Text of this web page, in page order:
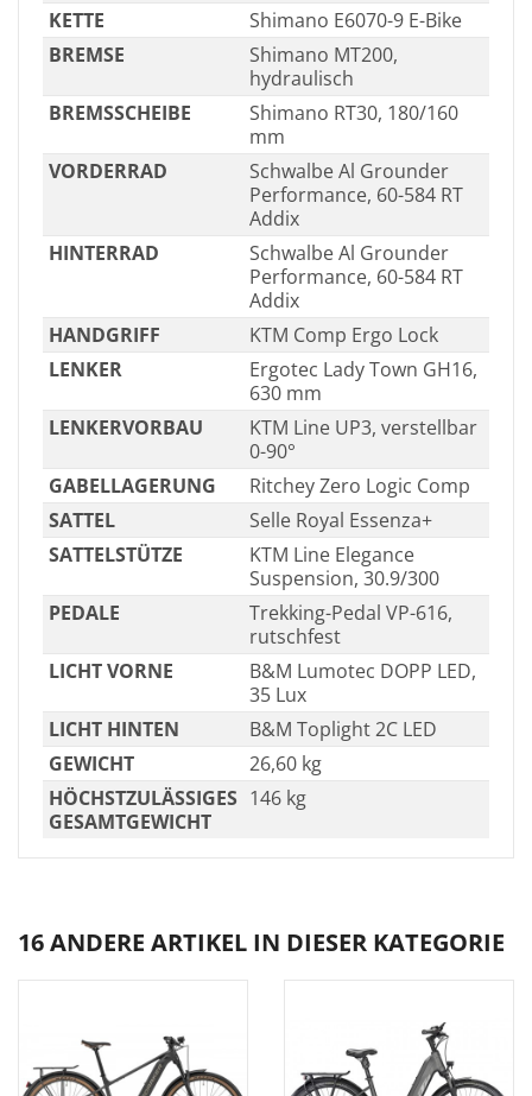
KETTE
Shimano E6070-9 E-Bike
BREMSE
Shimano MT200,
hydraulisch
BREMSSCHEIBE
Shimano RT30, 180/160
mm
VORDERRAD
Schwalbe Al Grounder
Performance, 60-584 RT
Addix
HINTERRAD
Schwalbe Al Grounder
Performance, 60-584 RT
Addix
HANDGRIFF
KTM Comp Ergo Lock
LENKER
Ergotec Lady Town GH16,
630 mm
LENKERVORBAU
KTM Line UP3, verstellbar
0-90°
GABELLAGERUNG
Ritchey Zero Logic Comp
SATTEL
Selle Royal Essenza+
SATTELSTÜTZE
KTM Line Elegance
Suspension, 30.9/300
PEDALE
Trekking-Pedal VP-616,
rutschfest
LICHT VORNE
B&M Lumotec DOPP LED,
35 Lux
LICHT HINTEN
B&M Toplight 2C LED
GEWICHT
26,60 kg
HÖCHSTZULÄSSIGES
GESAMTGEWICHT
146 kg
16 ANDERE ARTIKEL IN DIESER KATEGORIE